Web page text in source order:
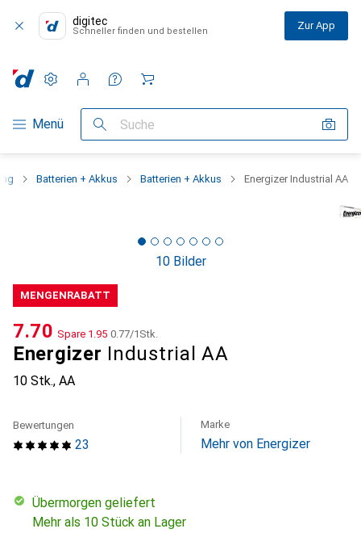
digitec
Schneller finden und bestellen Zur App
Navigation nach Kategorien
Menü Suche
Einstellungen
Kundenkonto
Vergleichslisten
Merklisten
Warenkorb
Batterien + Akkus Batterien + Akkus Energizer Industrial AA
10 Bilder
MENGENRABATT
Energizer Industrial AA
10 Stk., AA
CHF
7.70 Spare CHF
1.95 CHF
0.77/1Stk.
23
Bewertungen Marke
Mehr von Energizer
übermorgen geliefert
Mehr als 10 Stück an Lager